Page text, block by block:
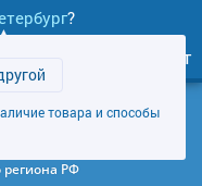
?
товара и способы
Личный кабинет
(Карта)
региона РФ